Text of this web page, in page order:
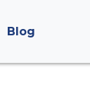
Blog